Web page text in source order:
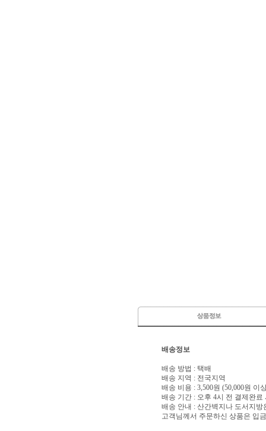
배송정보
배송 방법 : 택배
배송 지역 : 전국지역
배송 비용 : 3,500원 (50,000원 이
배송 기간 : 오후 4시 전 결제완료
배송 안내 : 산간벽지나 도서지
고객님께서 주문하신 상품은 입